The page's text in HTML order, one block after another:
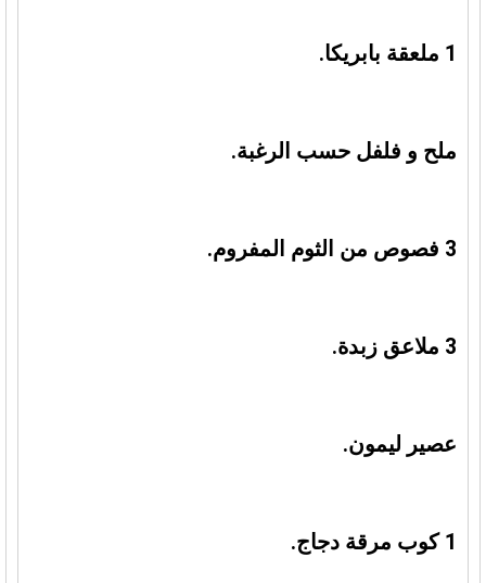
1 ملعقة بابريكا.
ملح و فلفل حسب الرغبة.
3 فصوص من الثوم المفروم.
3 ملاعق زبدة.
عصير ليمون.
1 كوب مرقة دجاج.